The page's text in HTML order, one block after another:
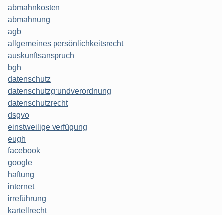
abmahnkosten
abmahnung
agb
allgemeines persönlichkeitsrecht
auskunftsanspruch
bgh
datenschutz
datenschutzgrundverordnung
datenschutzrecht
dsgvo
einstweilige verfügung
eugh
facebook
google
haftung
internet
irreführung
kartellrecht